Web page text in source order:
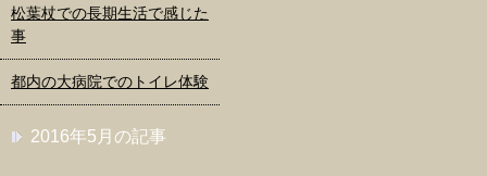
松葉杖での長期生活で感じた
事
都内の大病院でのトイレ体験
2016年5月の記事